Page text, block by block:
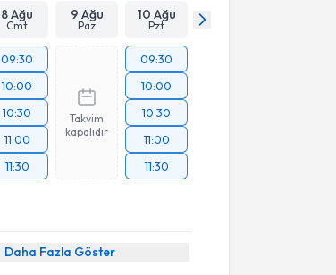
8 Ağu
Cmt
9 Ağu
Paz
10 Ağu
Pzt
09:30
10:00
10:30
11:00
11:30
Takvim
kapalıdır
09:30
10:00
10:30
11:00
11:30
Daha Fazla Göster